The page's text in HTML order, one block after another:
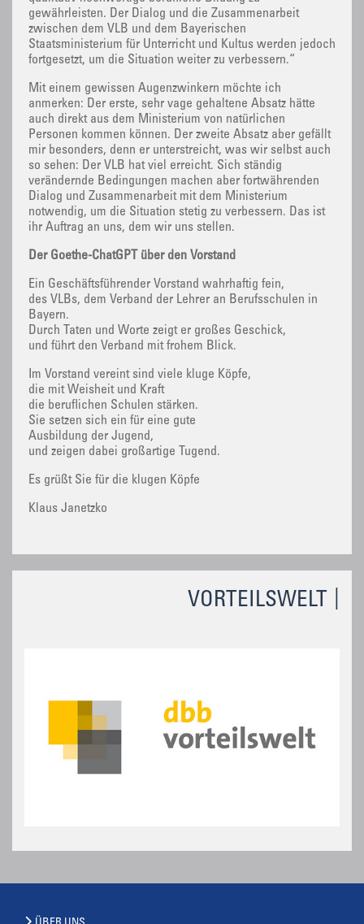
VORTEILSWELT
gewährleisten. Der Dialog und die Zusammenarbeit
zwischen dem VLB und dem Bayerischen
Staatsministerium für Unterricht und Kultus werden jedoch
fortgesetzt, um die Situation weiter zu verbessern.“
Mit einem gewissen Augenzwinkern möchte ich
anmerken: Der erste, sehr vage gehaltene Absatz hätte
auch direkt aus dem Ministerium von natürlichen
Personen kommen können. Der zweite Absatz aber gefällt
mir besonders, denn er unterstreicht, was wir selbst auch
so sehen: Der VLB hat viel erreicht. Sich ständig
verändernde Bedingungen machen aber fortwährenden
Dialog und Zusammenarbeit mit dem Ministerium
notwendig, um die Situation stetig zu verbessern. Das ist
ihr Auftrag an uns, dem wir uns stellen.
Der Goethe-ChatGPT über den Vorstand
Ein Geschäftsführender Vorstand wahrhaftig fein,
des VLBs, dem Verband der Lehrer an Berufsschulen in
Bayern.
Durch Taten und Worte zeigt er großes Geschick,
und führt den Verband mit frohem Blick.
Im Vorstand vereint sind viele kluge Köpfe,
die mit Weisheit und Kraft
die beruflichen Schulen stärken.
Sie setzen sich ein für eine gute
Ausbildung der Jugend,
und zeigen dabei großartige Tugend.
Es grüßt Sie für die klugen Köpfe
Klaus Janetzko